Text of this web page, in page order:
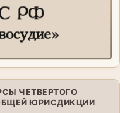
ЧЕТВЕРТОГО
ЮРИСДИКЦИИ